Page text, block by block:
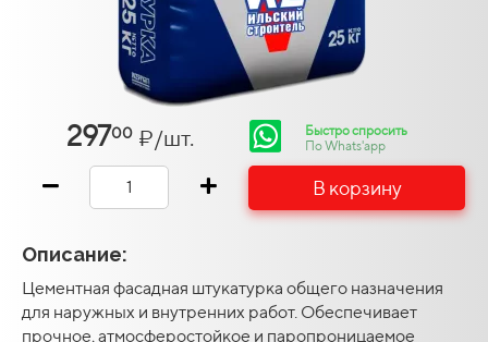
29700 ₽/шт.
Быстро спросить
По Whats'app
В корзину
Описание:
Цементная фасадная штукатурка общего назначения
для наружных и внутренних работ. Обеспечивает
прочное, атмосферостойкое и паропроницаемое